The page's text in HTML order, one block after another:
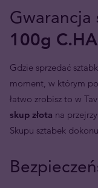
Gwarancja
100g
Gdzie sprzedać
moment, w którym
łatwo zrobisz to w
skup złota na
Skupu sztabek